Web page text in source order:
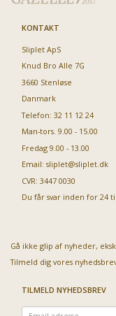
KONTAKT
Sliplet ApS
Knud Bro Alle 7G
3660 Stenløse
Danmark
Telefon: 32 11 12 24
Man-tors. 9.00 - 15.00
Fredag 9.00 - 13.00
Email: sliplet@sliplet.dk
CVR: 3447 0030
Du får svar inden for 24
Gå ikke glip af nyheder,
Tilmeld dig vores
TILMELD NYHEDSBREV
Email-